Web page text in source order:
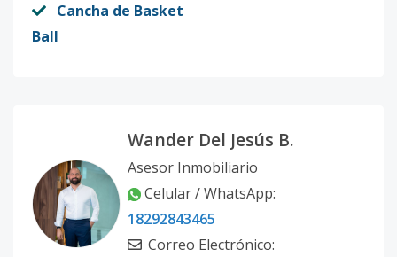
Cancha de Basket
Ball
Wander Del Jesús B.
Asesor Inmobiliario
Celular / WhatsApp:
18292843465
Correo Electrónico: